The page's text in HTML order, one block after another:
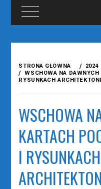
treści
STRONA GŁÓWNA 2024
WSCHOWA NA
RYSUNKACH
WSCHOWA
KARTACH
I RYSUNKACH